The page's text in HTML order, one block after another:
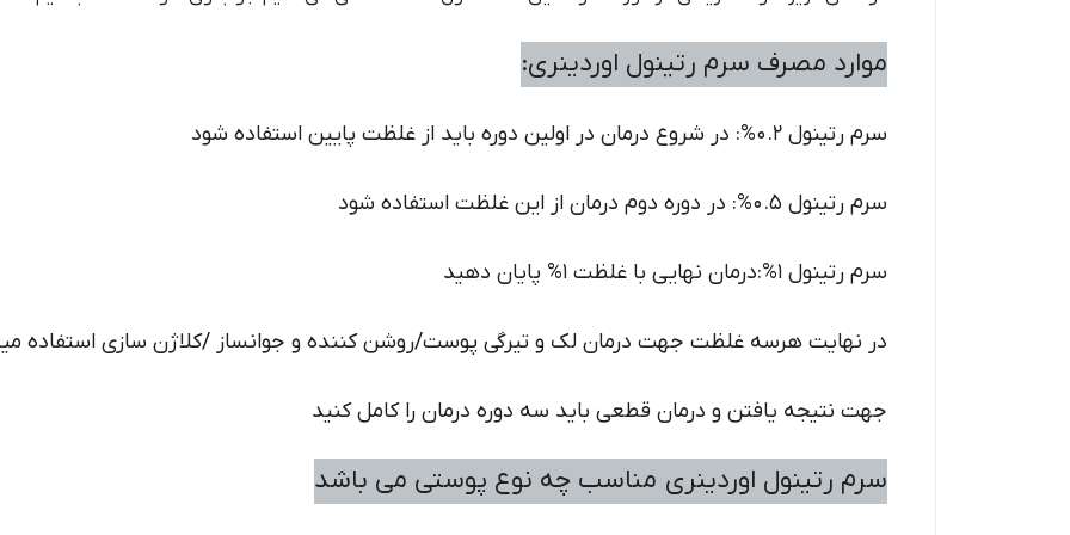
موارد مصرف سرم رتینول اوردینری:
سرم رتینول 0.2%: در شروع درمان در اولین دوره باید از غلظت پایین استفاده شود
سرم رتینول 0.5%: در دوره دوم درمان از این غلظت استفاده شود
سرم رتینول 1%:درمان نهایی با غلظت 1% پایان دهید
در نهایت هرسه غلظت جهت درمان لک و تیرگی پوست/روشن کننده و جوانساز /کلاژن سازی استفاده
جهت نتیجه یافتن و درمان قطعی باید سه دوره درمان را کامل کنید
سرم رتینول اوردینری مناسب چه نوع پوستی می باشد